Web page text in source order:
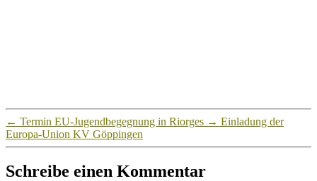
← Termin EU-Jugendbegegnung in Riorges → Einladung der
Europa-Union KV Göppingen
Schreibe einen Kommentar